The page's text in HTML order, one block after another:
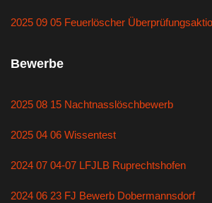
2025 09 05 Feuerlöscher
Bewerbe
2025 08 15 Nachtnasslöschbewerb
2025 04 06 Wissentest
2024 07 04-07 LFJLB Ruprechtshofen
2024 06 23 FJ Bewerb Dobermannsdorf